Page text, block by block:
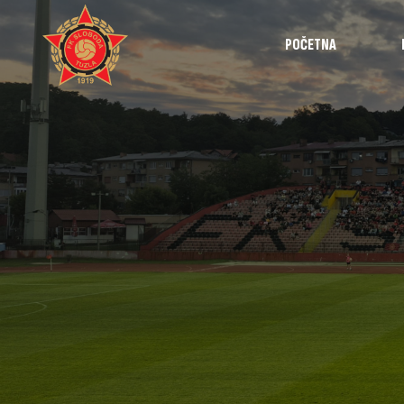
POČETNA
Utakmice
Intervjui
Highlights
Izvještaji